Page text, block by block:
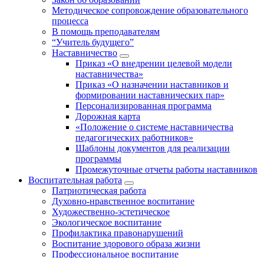
Методическое сопровождение образовательного
процесса
В помощь преподавателям
“Учитель будущего”
Наставничество
Приказ «О внедрении целевой модели
наставничества»
Приказ «О назначении наставников и
формировании наставнических пар»
Персонализированная программа
Дорожная карта
«Положение о системе наставничества
педагогических работников»
Шаблоны документов для реализации
программы
Промежуточные отчеты работы наставников
Воспитательная работа
Патриотическая работа
Духовно-нравственное воспитание
Художественно-эстетическое
Экологическое воспитание
Профилактика правонарушений
Воспитание здорового образа жизни
Профессиональное воспитание